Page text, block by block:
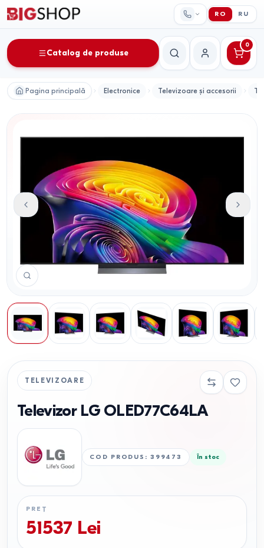
RO RU
Catalog de produse
CăutareContul meu
0
Pagina principală Electronice Televizoare și accesorii
TELEVIZOARE
Televizor LG OLED77C64LA
COD PRODUS :399473 În stoc
PREȚ
51537 Lei